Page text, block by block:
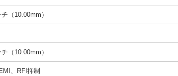
（10.00mm）
（10.00mm）
、RFI抑制